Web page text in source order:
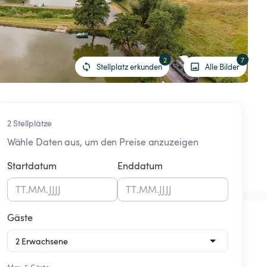
Alle Bilder
7
Stellplatz erkunden
2
2 Stellplätze
Wähle Daten aus, um den Preise anzuzeigen
Startdatum
TT.MM.JJJJ
Enddatum
TT.MM.JJJJ
Gäste